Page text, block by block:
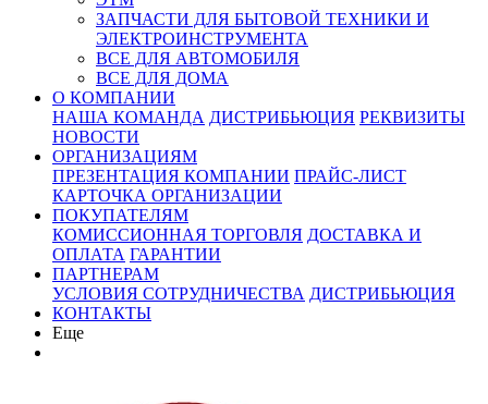
ЗАПЧАСТИ ДЛЯ БЫТОВОЙ ТЕХНИКИ И
ЭЛЕКТРОИНСТРУМЕНТА
ВСЕ ДЛЯ АВТОМОБИЛЯ
ВСЕ ДЛЯ ДОМА
О КОМПАНИИ
НАША КОМАНДА ДИСТРИБЬЮЦИЯ РЕКВИЗИТЫ
НОВОСТИ
ОРГАНИЗАЦИЯМ
ПРЕЗЕНТАЦИЯ КОМПАНИИ ПРАЙС-ЛИСТ
КАРТОЧКА ОРГАНИЗАЦИИ
ПОКУПАТЕЛЯМ
КОМИССИОННАЯ ТОРГОВЛЯ ДОСТАВКА И
ОПЛАТА ГАРАНТИИ
ПАРТНЕРАМ
УСЛОВИЯ СОТРУДНИЧЕСТВА ДИСТРИБЬЮЦИЯ
КОНТАКТЫ
Еще